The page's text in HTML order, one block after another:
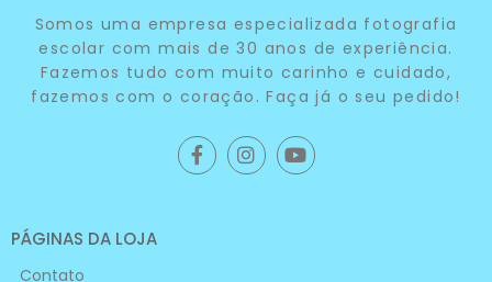
Somos uma empresa especializada fotografia
escolar com mais de 30 anos de experiência.
Fazemos tudo com muito carinho e cuidado,
fazemos com o coração. Faça já o seu pedido!
PÁGINAS DA LOJA
Contato